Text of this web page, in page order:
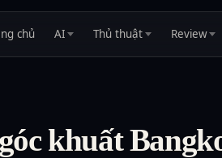
chủ AI Thủ thuật Review
khuất